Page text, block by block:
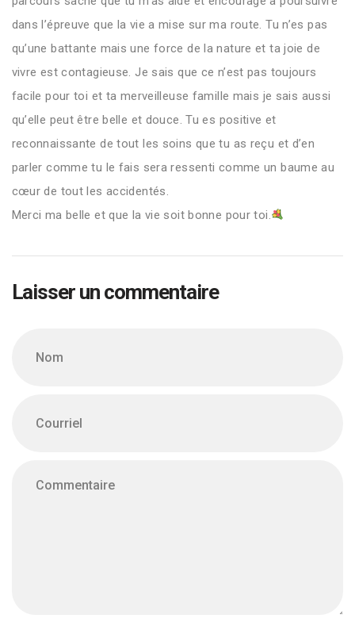
dans l’épreuve que la vie a mise sur ma route. Tu n’es pas
qu’une battante mais une force de la nature et ta joie de
vivre est contagieuse. Je sais que ce n’est pas toujours
facile pour toi et ta merveilleuse famille mais je sais aussi
qu’elle peut être belle et douce. Tu es positive et
reconnaissante de tout les soins que tu as reçu et d’en
parler comme tu le fais sera ressenti comme un baume au
cœur de tout les accidentés.
Merci ma belle et que la vie soit bonne pour toi.
Laisser un commentaire